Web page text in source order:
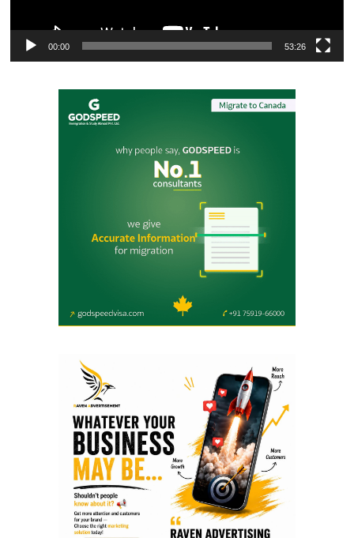
00:00 53:26